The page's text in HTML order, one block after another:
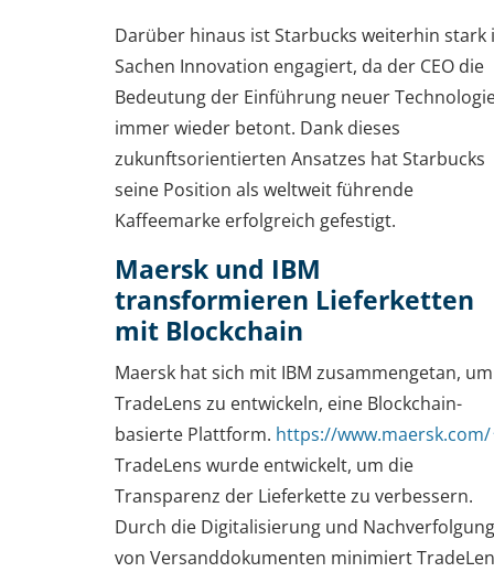
Darüber hinaus ist Starbucks weiterhin stark
Sachen Innovation engagiert, da der CEO die
Bedeutung der Einführung neuer
immer wieder betont. Dank dieses
zukunftsorientierten Ansatzes hat Starbucks
seine Position als weltweit führende
Kaffeemarke erfolgreich gefestigt.
Maersk und IBM
transformieren Lieferketten
mit Blockchain
Maersk hat sich mit IBM zusammengetan, um
TradeLens zu entwickeln, eine Blockchain-
basierte Plattform. https://www.maersk.com/
TradeLens wurde entwickelt, um die
Transparenz der Lieferkette zu verbessern.
Durch die Digitalisierung und Nachverfolgung
von Versanddokumenten minimiert